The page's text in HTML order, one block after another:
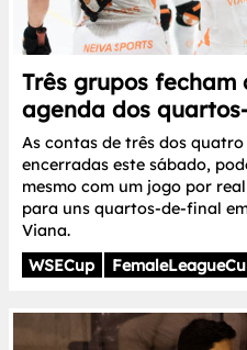
Três grupos fecham
agenda dos
As contas de três dos quatro
encerradas este sábado,
mesmo com um jogo por
para uns quartos-de-final
Viana.
WSECup